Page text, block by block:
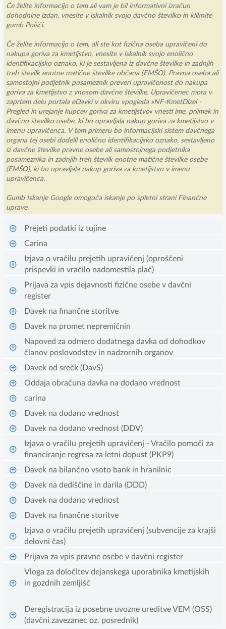
Če želite informacijo o tem ali vam je bil informativni izračun
dohodnine izdan, vnesite v iskalnik svojo davčno številko in kliknite
gumb Poišči.
Če želite informacijo o tem, ali ste kot fizična oseba upravičeni do
nakupa goriva za kmetijstvo, vnesite v iskalnik svojo enolično
identifikacijsko oznako, ki je sestavljena iz davčne številke in zadnjih
treh številk enotne matične številke občana (EMŠO). Pravna oseba ali
samostojni podjetnik posameznik preveri upravičenost do nakupa
goriva za kmetijstvo z vnosom davčne številke. Upravičenec mora v
zaprtem delu portala eDavki v okviru vpogleda »NF-KmetDizel -
Pregled in urejanje kupcev goriva za kmetijstvo« vnesti ime, priimek in
davčno številko osebe, ki bo opravljala nakup goriva za kmetijstvo v
imenu upravičenca. V tem primeru bo informacijski sistem davčnega
organa tej osebi dodelil enolično identifikacijsko oznako, sestavljeno
iz davčne številke pravne osebe ali samostojnega podjetnika
posameznika in zadnjih treh številk enotne matične številke osebe
(EMŠO), ki bo opravljala nakup goriva za kmetijstvo v imenu
upravičenca.
Gumb Iskanje Google omogoča iskanje po spletni strani Finančne
uprave.
Prejeti podatki iz tujine
Carina
Izjava o vračilu prejetih upravičenj (oproščeni
prispevki in vračilo nadomestila plač)
Prijava za vpis dejavnosti fizične osebe v davčni
register
Davek na finančne storitve
Davek na promet nepremičnin
Napoved za odmero dodatnega davka od dohodkov
članov poslovodstev in nadzornih organov
Davek od srečk (DavS)
Oddaja obračuna davka na dodano vrednost
carina
Davek na dodano vrednost
Davek na dodano vrednost (DDV)
Izjava o vračilu prejetih upravičenj - Vračilo pomoči za
financiranje regresa za letni dopust (PKP9)
Davek na bilančno vsoto bank in hranilnic
Davek na dediščine in darila (DDD)
Davek na dodano vrednost
Davek na finančne storitve
Izjava o vračilu prejetih upravičenj (subvencije za krajši
delovni čas)
Prijava za vpis pravne osebe v davčni register
Vloga za določitev dejanskega uporabnika kmetijskih
in gozdnih zemljišč
Deregistracija iz posebne uvozne ureditve VEM (OSS)
(davčni zavezanec oz. posrednik)